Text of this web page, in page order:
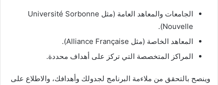
الجامعات والمعاهد العامة (مثل Université Sorbonne
Nouvelle).
المعاهد الخاصة (مثل Alliance Française).
المراكز المتخصصة التي تركز على أهداف محددة.
وينصح بالتحقق من ملاءمة البرنامج لجدولك وأهدافك، والاطلاع على